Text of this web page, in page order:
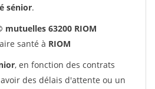
sénior.
63200 RIOM
santé à RIOM
, en fonction des contrats
des délais d'attente ou un